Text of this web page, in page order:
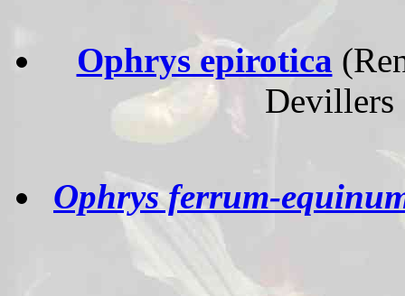
Ophrys epirotica
Devillers
Ophrys ferrum-